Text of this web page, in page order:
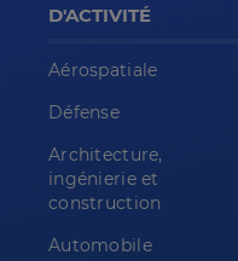
D'ACTIVITÉ
Aérospatiale
Défense
Architecture,
ingénierie et
construction
Automobile